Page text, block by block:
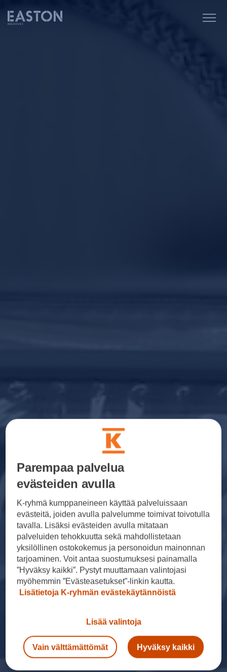
Parempaa palvelua
evästeiden avulla
K-ryhmä kumppaneineen käyttää palveluissaan
evästeitä, joiden avulla palvelumme toimivat toivotulla
tavalla. Lisäksi evästeiden avulla mitataan
palveluiden tehokkuutta sekä mahdollistetaan
yksilöllinen ostokokemus ja personoidun mainonnan
tarjoaminen. Voit antaa suostumuksesi painamalla
”Hyväksy kaikki”. Pystyt muuttamaan valintojasi
myöhemmin ”Evästeasetukset”-linkin kautta.
Lisätietoja K-ryhmän evästekäytännöistä
Lisää valintoja
Vain välttämättömät Hyväksy kaikki